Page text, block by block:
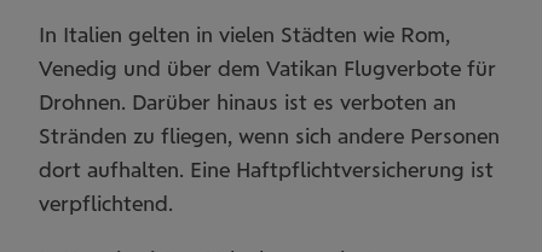
In Italien gelten in vielen Städten wie Rom,
Venedig und über dem Vatikan Flugverbote für
Drohnen. Darüber hinaus ist es verboten an
Stränden zu fliegen, wenn sich andere Personen
dort aufhalten. Eine Haftpflichtversicherung ist
verpflichtend.